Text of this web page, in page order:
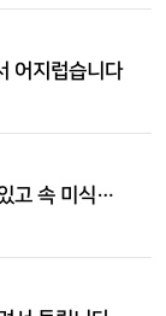
어지럽습니다
[부산 · 사하점] 빙글빙글 도는 어지럼증이 있고 속 미식거리고 두통도 있습니다